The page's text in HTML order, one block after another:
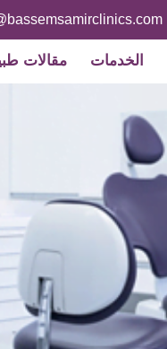
الخدمات مقالات